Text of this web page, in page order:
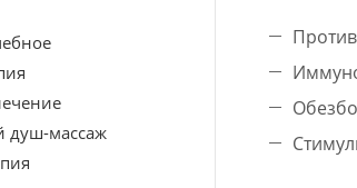
душ-массаж